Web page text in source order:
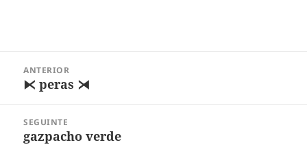
ANTERIOR
Post
⧔ peras ⧕
SEGUINTE
Próximo
gazpacho verde